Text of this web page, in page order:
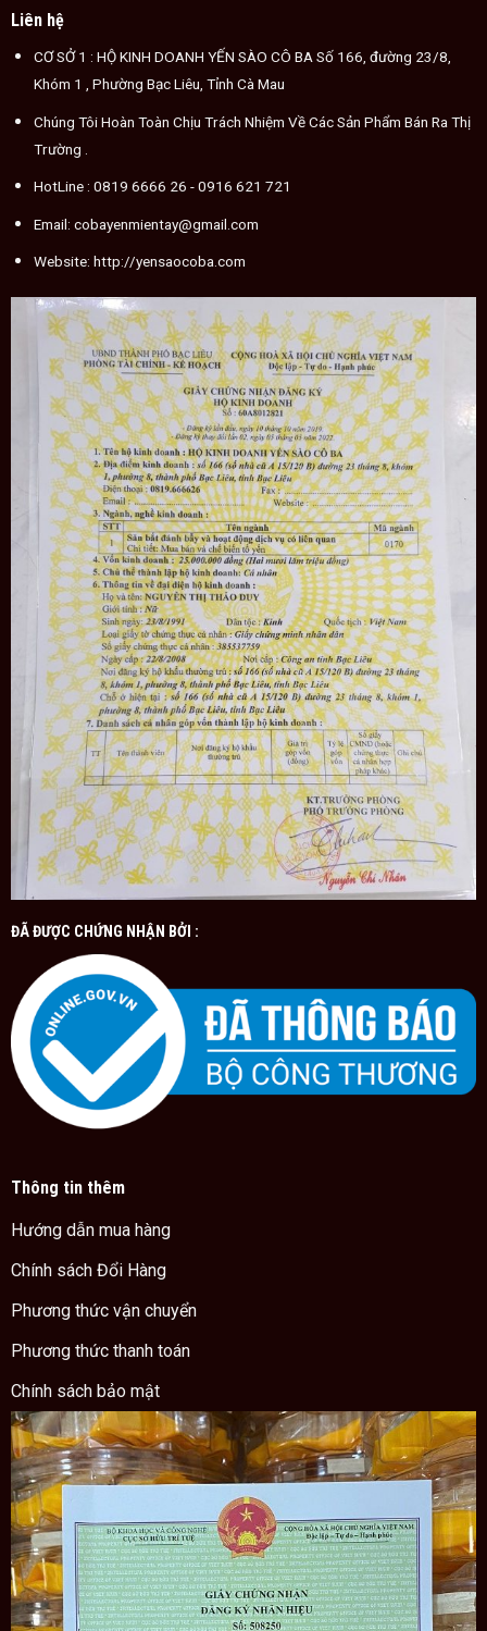
Liên hệ
CƠ SỞ 1 : HỘ KINH DOANH YẾN SÀO CÔ BA Số 166, đường 23/8,
Khóm 1 , Phường Bạc Liêu, Tỉnh Cà Mau
Chúng Tôi Hoàn Toàn Chịu Trách Nhiệm Về Các Sản Phẩm Bán Ra Thị
Trường .
HotLine : 0819 6666 26 - 0916 621 721
Email: cobayenmientay@gmail.com
Website: http://yensaocoba.com
ĐÃ ĐƯỢC CHỨNG NHẬN BỞI :
Thông tin thêm
Hướng dẫn mua hàng
Chính sách Đổi Hàng
Phương thức vận chuyển
Phương thức thanh toán
Chính sách bảo mật